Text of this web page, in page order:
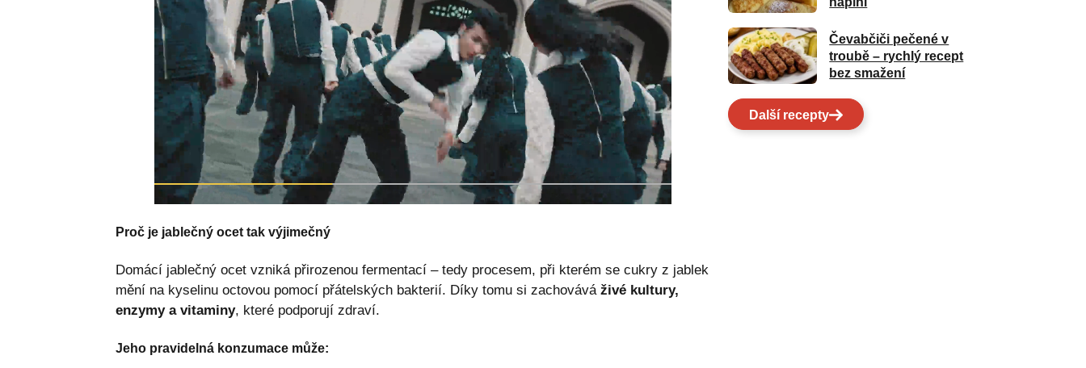
Proč je jablečný ocet tak výjimečný
Domácí jablečný ocet vzniká přirozenou fermentací – tedy procesem, při kterém se cukry z jablek
mění na kyselinu octovou pomocí přátelských bakterií. Díky tomu si zachovává živé kultury,
enzymy a vitaminy, které podporují zdraví.
Jeho pravidelná konzumace může:
Čevabčiči pečené v
troubě – rychlý recept
bez smažení
Další recepty